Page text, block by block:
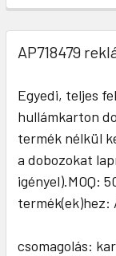
AP718479
Egyedi, teljes
hullámkarton
termék nélkül
a dobozokat
igényel).MOQ:
termék(ek)hez:
csomagolás: